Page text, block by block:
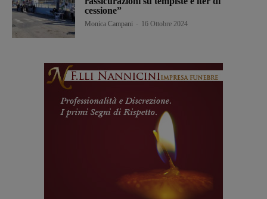
cessione”
Monica Campani 16 Ottobre 2024